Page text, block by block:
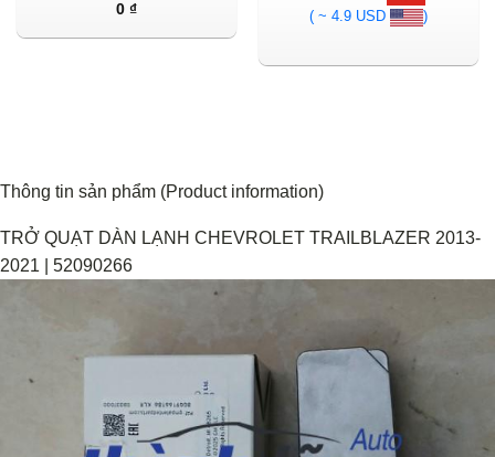
0 ₫
( ~ 4.9 USD
)
Thông tin sản phẩm (Product information)
TRỞ QUẠT DÀN LẠNH CHEVROLET TRAILBLAZER 2013-
2021 | 52090266